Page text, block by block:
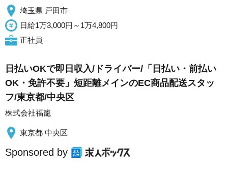
埼玉県 戸田市
日給1万3,000円～1万4,800円
正社員
日払いOKで即日収入/ドライバー/「日払い・前払い
OK・免許不要」短距離メインのEC商品配送スタッ
フ/東京都/中央区
株式会社福籠
東京都 中央区
Sponsored by